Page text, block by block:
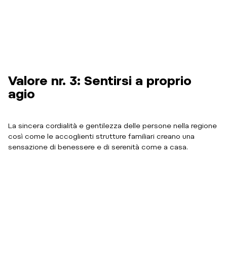
Valore nr. 3: Sentirsi a proprio
agio
La sincera cordialità e gentilezza delle persone nella regione
così come le accoglienti strutture familiari creano una
sensazione di benessere e di serenità come a casa.